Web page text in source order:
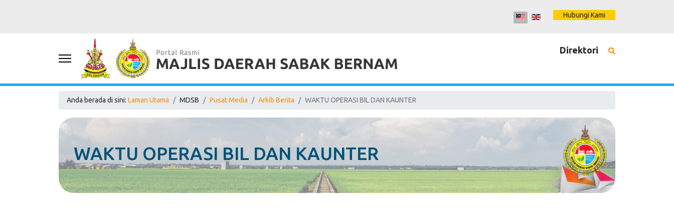
Hubungi Kami
Direktori
Anda berada di sini: Laman Utama MDSB Pusat Media Arkib Berita WAKTU OPERASI BIL DAN KAUNTER
WAKTU OPERASI BIL DAN KAUNTER